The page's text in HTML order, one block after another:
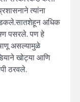
त्यांना
अधिक
पसरले. पण हे
असल्यामुळे
खोट्या आणि
ठरवले.